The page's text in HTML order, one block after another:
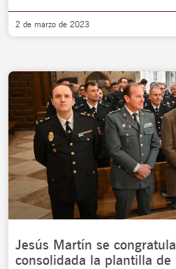
2 de marzo de 2023
Jesús Martín se
consolidada la plantilla de